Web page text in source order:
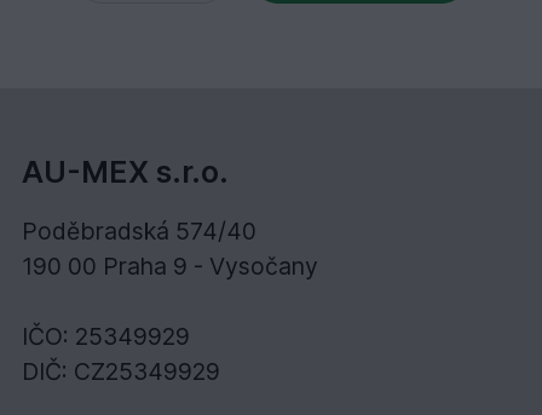
AU-MEX s.r.o.
Poděbradská 574/40
190 00 Praha 9 - Vysočany
IČO: 25349929
DIČ: CZ25349929